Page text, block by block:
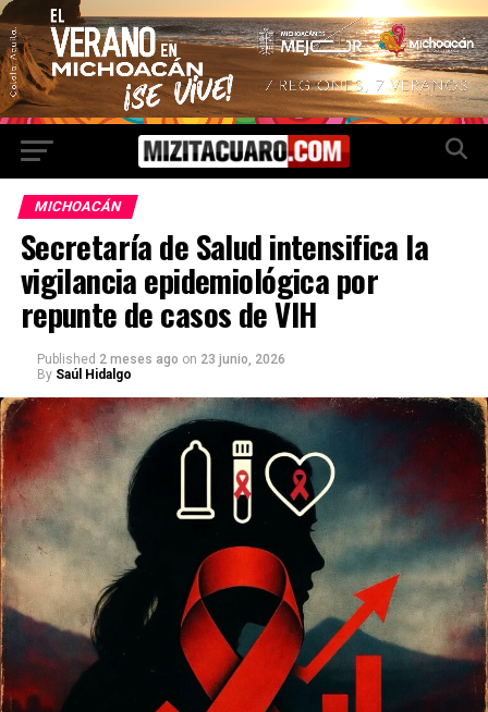
MICHOACÁN
Secretaría de Salud intensifica la
vigilancia epidemiológica por
repunte de casos de VIH
Published 2 meses ago on 23 junio, 2026
By Saúl Hidalgo